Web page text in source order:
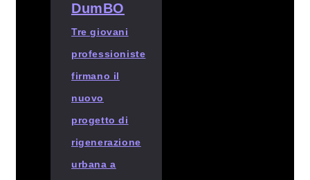
Tre giovani
professioniste
firmano il
nuovo
progetto di
rigenerazione
urbana a